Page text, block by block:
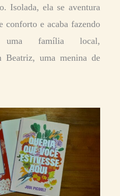
Isolada, ela se aventura
conforto e acaba fazendo
uma família local,
Beatriz, uma menina de